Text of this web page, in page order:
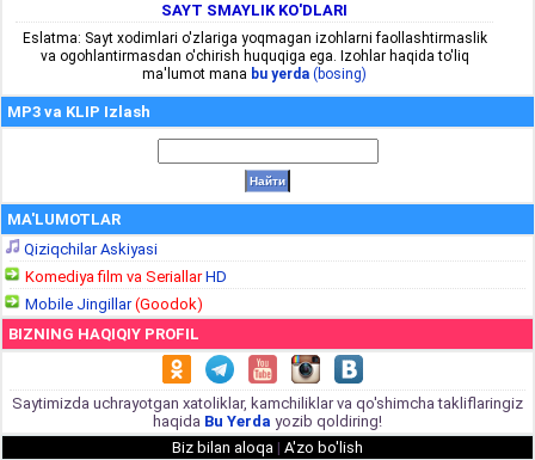
SAYT SMAYLIK KO'DLARI
Eslatma: Sayt xodimlari o'zlariga yoqmagan izohlarni faollashtirmaslik
va ogohlantirmasdan o'chirish huquqiga ega. Izohlar haqida to'liq
ma'lumot mana bu yerda (bosing)
MP3 va KLIP Izlash
MA'LUMOTLAR
Qiziqchilar Askiyasi
Komediya film va SeriallarHD
Mobile Jingillar(Goodok)
BIZNING HAQIQIY PROFIL
Saytimizda uchrayotgan xatoliklar, kamchiliklar va qo'shimcha takliflaringiz
haqida Bu Yerda yozib qoldiring!
Biz bilan aloqa | A'zo bo'lish